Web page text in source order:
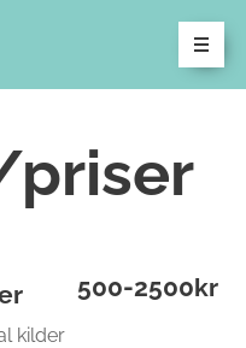
kilder
500-2500kr